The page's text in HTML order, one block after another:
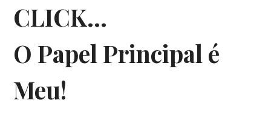
CLICK…
O Papel Principal é
Meu!